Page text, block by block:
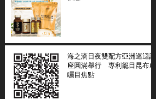
海之滴日夜雙配方亞洲巡迴講
座圓滿舉行 專利籠目昆布成
矚目焦點